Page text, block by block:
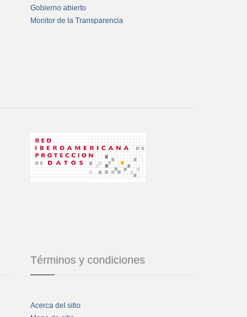
Gobierno abierto
Monitor de la Transparencia
Términos y condiciones
Acerca del sitio